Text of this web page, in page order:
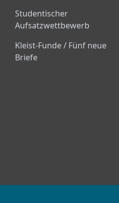
Studentischer
Aufsatzwettbewerb
Kleist-Funde / Fünf neue
Briefe